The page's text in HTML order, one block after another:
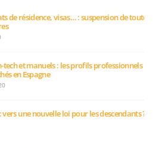
résidence, visas… : suspension de toutes
et manuels : les profils professionnels les
Espagne
une nouvelle loi pour les descendants ?